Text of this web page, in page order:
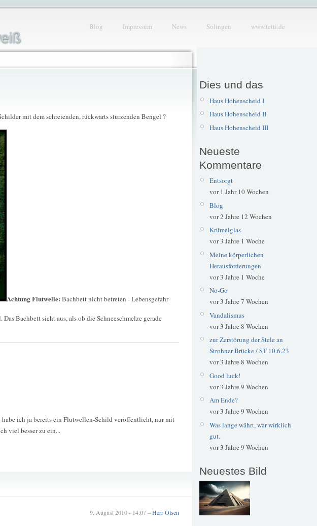
Blog Impressum News Solingen www.tetti.de
mit dem schreienden, rückwärts stürzenden Bengel ?
Achtung Flutwelle: Bachbett nicht betreten - Lebensgefahr
Bachbett sieht aus, als ob die Schneeschmelze gerade
habe ich ja bereits ein Flutwellen-Schild veröffentlicht, nur mit
viel besser zu ein...
9. August 2010 - 14:07 –Herr Olsen
Dies und das
Haus Hohenscheid I
Haus Hohenscheid II
Haus Hohenscheid III
Neueste
Kommentare
Entsorgt
vor 1 Jahr 10 Wochen
Blog
vor 2 Jahre 12 Wochen
Krümelglas
vor 3 Jahre 1 Woche
Meine körperlichen
Herausforderungen
vor 3 Jahre 1 Woche
No-Go
vor 3 Jahre 7 Wochen
Vandalismus
vor 3 Jahre 8 Wochen
zur Zerstörung der Stele an
Strohner Brücke / ST 10.6.23
vor 3 Jahre 8 Wochen
Good luck!
vor 3 Jahre 9 Wochen
Am Ende?
vor 3 Jahre 9 Wochen
Was lange währt, war wirklich
gut.
vor 3 Jahre 9 Wochen
Neuestes Bild